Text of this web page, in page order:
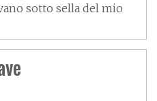
sotto sella del mio